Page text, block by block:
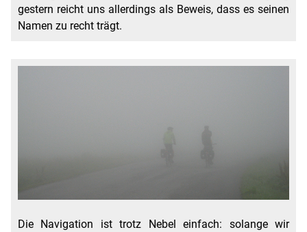
gestern reicht uns allerdings als Beweis, dass es seinen
Namen zu recht trägt.
Die Navigation ist trotz Nebel einfach: solange wir